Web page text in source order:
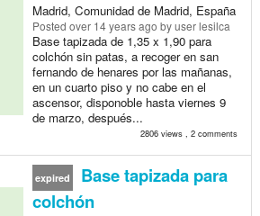
Madrid, Comunidad de Madrid, España
Posted over 14 years ago by user lesilca
Base tapizada de 1,35 x 1,90 para
colchón sin patas, a recoger en san
fernando de henares por las mañanas,
en un cuarto piso y no cabe en el
ascensor, disponoble hasta viernes 9
de marzo, después...
2806 views , 2 comments
expired
Base tapizada para
colchón